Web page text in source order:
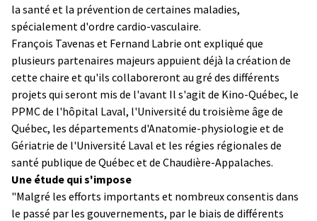
la santé et la prévention de certaines maladies,
spécialement d'ordre cardio-vasculaire.
François Tavenas et Fernand Labrie ont expliqué que
plusieurs partenaires majeurs appuient déjà la création de
cette chaire et qu'ils collaboreront au gré des différents
projets qui seront mis de l'avant Il s'agit de Kino-Québec, le
PPMC de l'hôpital Laval, l'Université du troisième âge de
Québec, les départements d'Anatomie-physiologie et de
Gériatrie de l'Université Laval et les régies régionales de
santé publique de Québec et de Chaudière-Appalaches.
Une étude qui s'impose
"Malgré les efforts importants et nombreux consentis dans
le passé par les gouvernements, par le biais de différents